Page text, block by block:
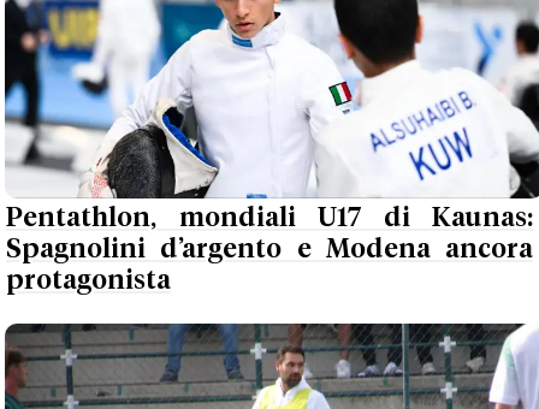
Pentathlon, mondiali U17 di Kaunas:
Spagnolini d’argento e Modena ancora
protagonista